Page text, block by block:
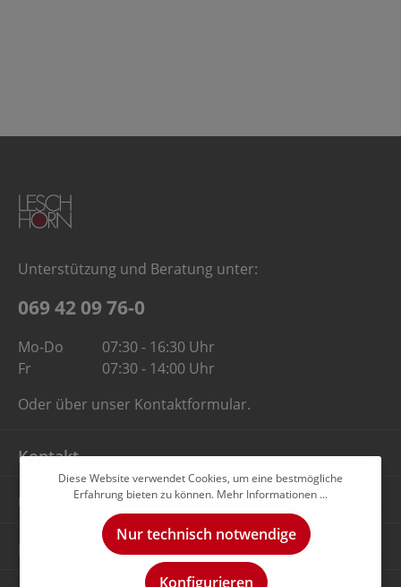
Unterstützung und Beratung unter:
069 42 09 76-0
Mo-Do
07:30 - 16:30 Uhr
Fr
07:30 - 14:00 Uhr
Oder über unser Kontaktformular.
Kontakt
Unternehmen
Rechtliches
Diese Website verwendet Cookies, um eine bestmögliche
Erfahrung bieten zu können. Mehr Informationen ...
Nur technisch notwendige
Konfigurieren